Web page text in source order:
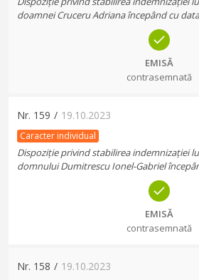
doamnei Cruceru Adriana începând cu
EMISĂ
contrasemnată
Nr. 159 / 19.10.2023
Caracter individual
Dispoziție privind stabilirea indemnizației
domnului Dumitrescu Ionel-Gabriel
EMISĂ
contrasemnată
Nr. 158 / 19.10.2023